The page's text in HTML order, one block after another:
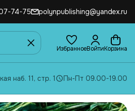
74-75 polynpublishing@yandex.ru
ИзбранноеВойтиКорзина
наб. 11, стр. 1 Пн-Пт 09.00-19.00